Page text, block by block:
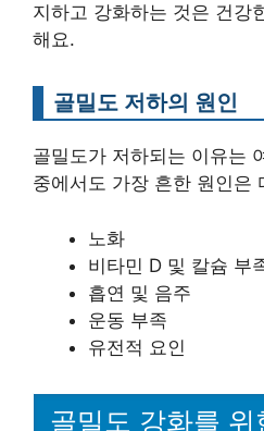
지하고 강화하는 것은 건강
해요.
골밀도 저하의 원인
골밀도가 저하되는 이유는
중에서도 가장 흔한 원인은
노화
비타민 D 및 칼슘 부
흡연 및 음주
운동 부족
유전적 요인
골밀도 강화를